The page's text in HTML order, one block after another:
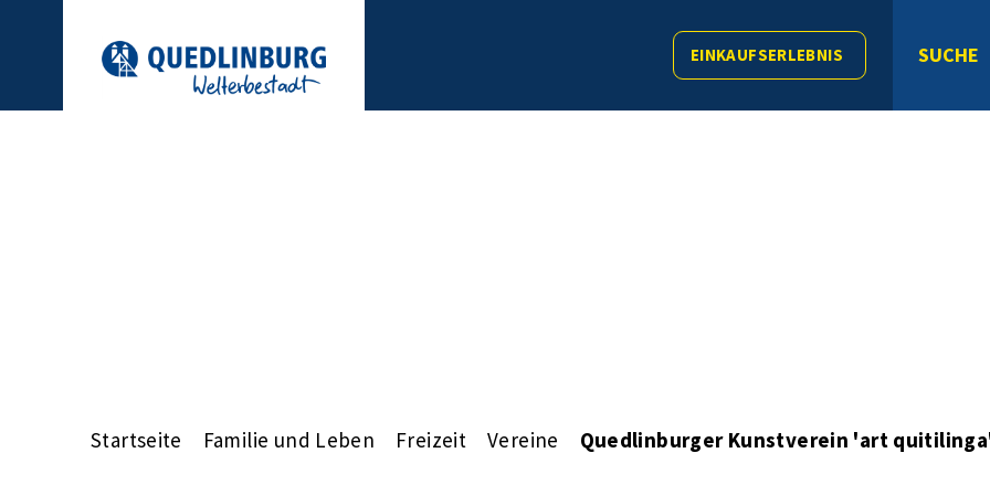
EINKAUFSERLEBNIS SUCHE
Startseite Familie und Leben Freizeit Vereine Quedlinburger Kunstverein 'art